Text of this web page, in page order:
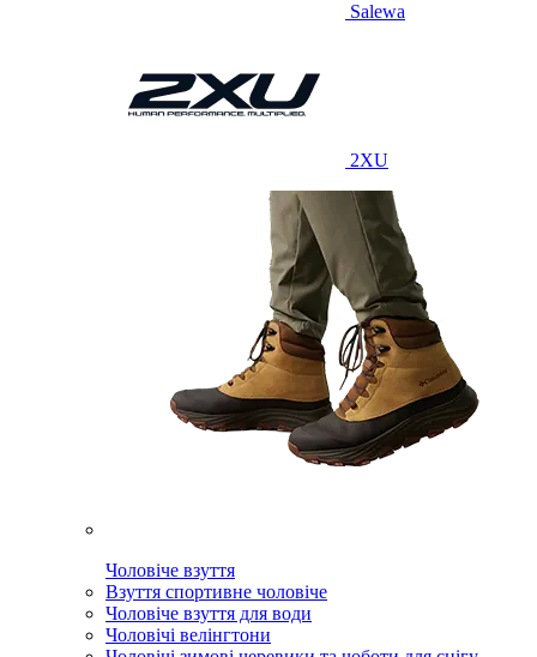
Salewa
2XU
Чоловіче взуття
Взуття спортивне чоловіче
Чоловіче взуття для води
Чоловічі велінгтони